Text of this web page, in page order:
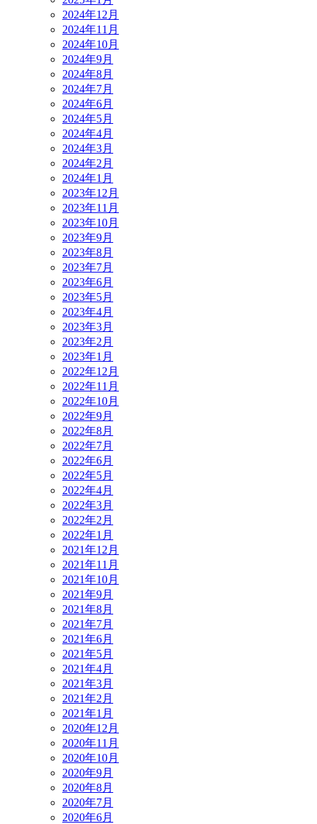
2024年12月
2024年11月
2024年10月
2024年9月
2024年8月
2024年7月
2024年6月
2024年5月
2024年4月
2024年3月
2024年2月
2024年1月
2023年12月
2023年11月
2023年10月
2023年9月
2023年8月
2023年7月
2023年6月
2023年5月
2023年4月
2023年3月
2023年2月
2023年1月
2022年12月
2022年11月
2022年10月
2022年9月
2022年8月
2022年7月
2022年6月
2022年5月
2022年4月
2022年3月
2022年2月
2022年1月
2021年12月
2021年11月
2021年10月
2021年9月
2021年8月
2021年7月
2021年6月
2021年5月
2021年4月
2021年3月
2021年2月
2021年1月
2020年12月
2020年11月
2020年10月
2020年9月
2020年8月
2020年7月
2020年6月